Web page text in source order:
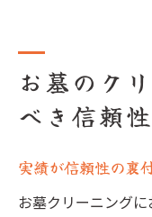
お墓のク
べき信頼
実績が信頼性の裏
お墓クリーニング